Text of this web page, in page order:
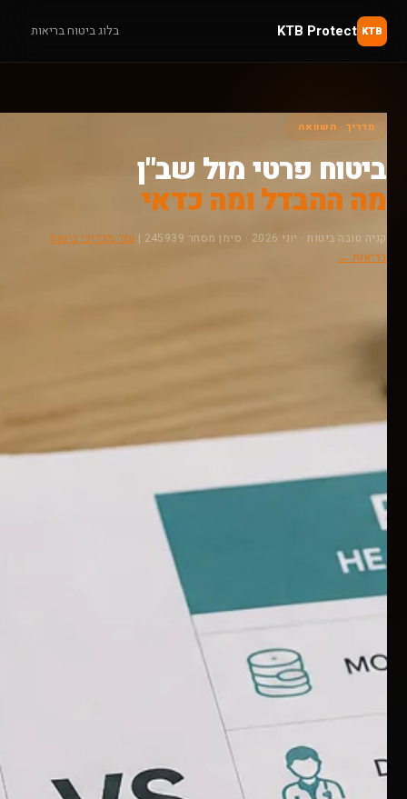
KTB
KTB Protect בלוג ביטוח בריאות
מדריך · השוואה
ביטוח פרטי מול שב"ן
מה ההבדל ומה כדאי
קניה טובה ביטוח · יוני 2026 · סימן מסחר 245939 |
עוד מדריכי ביטוח
בריאות ←